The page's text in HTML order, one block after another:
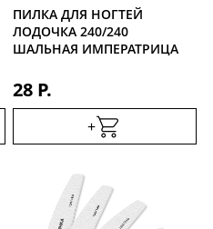
ПИЛКА ДЛЯ НОГТЕЙ
ЛОДОЧКА 240/240
ШАЛЬНАЯ ИМПЕРАТРИЦА
28 Р.
+